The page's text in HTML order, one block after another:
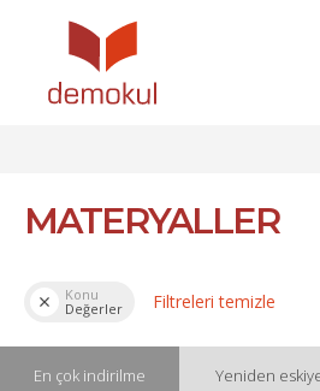
MATERYALLER
Konu
Değerler
Filtreleri temizle
En çok indirilme Yeniden